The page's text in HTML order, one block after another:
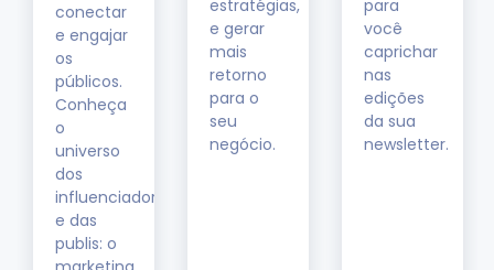
conectar
e engajar
os
públicos.
Conheça
o
universo
dos
influenciadores
e das
publis: o
estratégias,
e gerar
mais
retorno
para o
seu
negócio.
para
você
caprichar
nas
edições
da sua
newsletter.